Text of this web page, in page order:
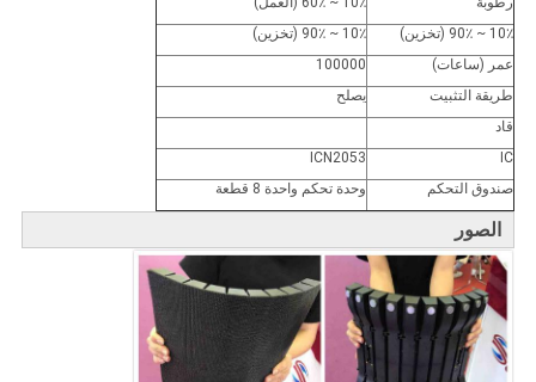
10٪ ~ 90٪ (تخزين)
10٪ ~ 90٪ (تخزين)
عمر (ساعات)
100000
طريقة التثبيت
يصلح
قاد
IC
ICN2053
صندوق التحكم
وحدة تحكم واحدة 8 قطعة
الصور